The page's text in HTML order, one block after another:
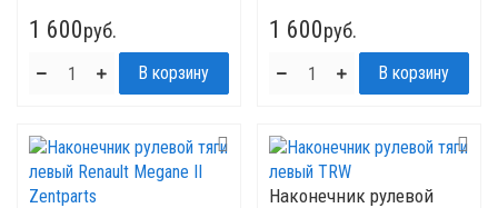
1 600руб. 1 600руб.
Наконечник рулевой